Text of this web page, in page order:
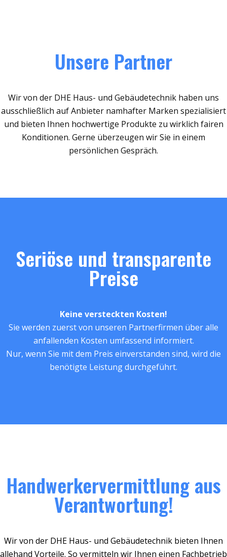
Unsere Partner
Wir von der DHE Haus- und Gebäudetechnik haben uns
ausschließlich auf Anbieter namhafter Marken spezialisiert
und bieten Ihnen hochwertige Produkte zu wirklich fairen
Konditionen. Gerne überzeugen wir Sie in einem
persönlichen Gespräch.
Seriöse und transparente
Preise
Keine versteckten Kosten!
Sie werden zuerst von unseren Partnerfirmen über alle
anfallenden Kosten umfassend informiert.
Nur, wenn Sie mit dem Preis einverstanden sind, wird die
benötigte Leistung durchgeführt.
Handwerkervermittlung aus
Verantwortung!
Wir von der DHE Haus- und Gebäudetechnik bieten Ihnen
allehand Vorteile. So vermitteln wir Ihnen einen Fachbetrieb